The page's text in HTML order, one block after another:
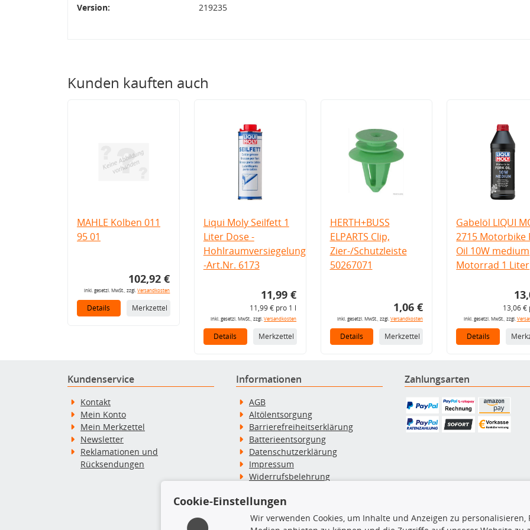
Version:
219235
Kunden kauften auch
MAHLE Kolben 011
95 01
102,92 €
inkl. gesetzl. MwSt., zzgl.Versandkosten
Details Merkzettel
Liqui Moly Seilfett 1
Liter Dose -
Hohlraumversiegelung
-Art.Nr. 6173
11,99 €
11,99 € pro 1 l
inkl. gesetzl. MwSt., zzgl.Versandkosten
Details Merkzettel
HERTH+BUSS
ELPARTS Clip,
Zier-/Schutzleiste
50267071
1,06 €
inkl. gesetzl. MwSt., zzgl. Versandkosten
Details Merkzettel
Gabelöl LIQUI
2715 Motorbike
Oil 10W medium
Motorrad 1 Liter
13,06 €
inkl. gesetzl. MwSt., zzgl.
Details
Kundenservice
Kontakt
Mein Konto
Mein Merkzettel
Newsletter
Reklamationen und
Rücksendungen
Informationen
AGB
Altölentsorgung
Barrierefreiheitserklärung
Batterieentsorgung
Datenschutzerklärung
Impressum
Widerrufsbelehrung
Zahlung & Versand
Zahlungsarten
Cookie-Einstellungen
Wir verwenden Cookies, um Inhalte und Anzeigen zu